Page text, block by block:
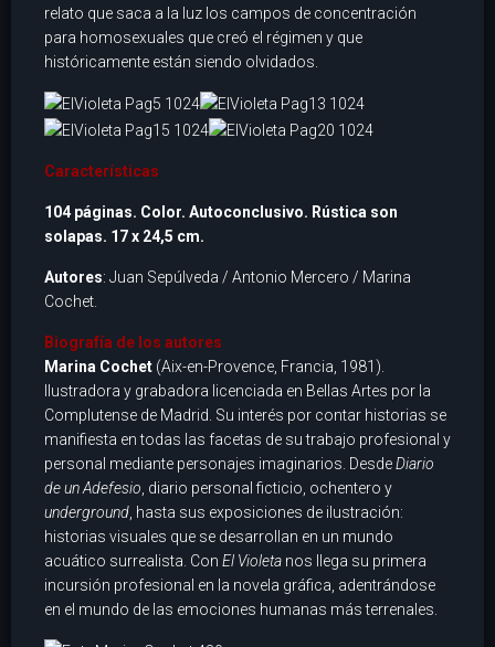
relato que saca a la luz los campos de concentración
para homosexuales que creó el régimen y que
históricamente están siendo olvidados.
Características
104 páginas. Color. Autoconclusivo. Rústica son
solapas. 17 x 24,5 cm.
Autores: Juan Sepúlveda / Antonio Mercero / Marina
Cochet.
Biografía de los autores
Marina Cochet (Aix-en-Provence, Francia, 1981).
Ilustradora y grabadora licenciada en Bellas Artes por la
Complutense de Madrid. Su interés por contar historias se
manifiesta en todas las facetas de su trabajo profesional y
personal mediante personajes imaginarios. DesdeDiario
de un Adefesio , diario personal ficticio, ochentero y
underground , hasta sus exposiciones de ilustración:
historias visuales que se desarrollan en un mundo
acuático surrealista. Con El Violeta nos llega su primera
incursión profesional en la novela gráfica, adentrándose
en el mundo de las emociones humanas más terrenales.